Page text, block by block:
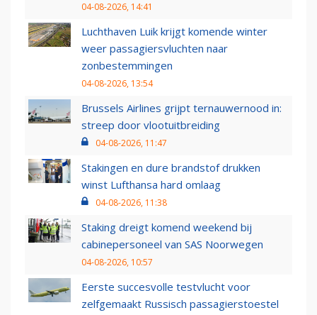
04-08-2026, 14:41
Luchthaven Luik krijgt komende winter
weer passagiersvluchten naar
zonbestemmingen
04-08-2026, 13:54
Brussels Airlines grijpt ternauwernood in:
streep door vlootuitbreiding
04-08-2026, 11:47
Stakingen en dure brandstof drukken
winst Lufthansa hard omlaag
04-08-2026, 11:38
Staking dreigt komend weekend bij
cabinepersoneel van SAS Noorwegen
04-08-2026, 10:57
Eerste succesvolle testvlucht voor
zelfgemaakt Russisch passagierstoestel